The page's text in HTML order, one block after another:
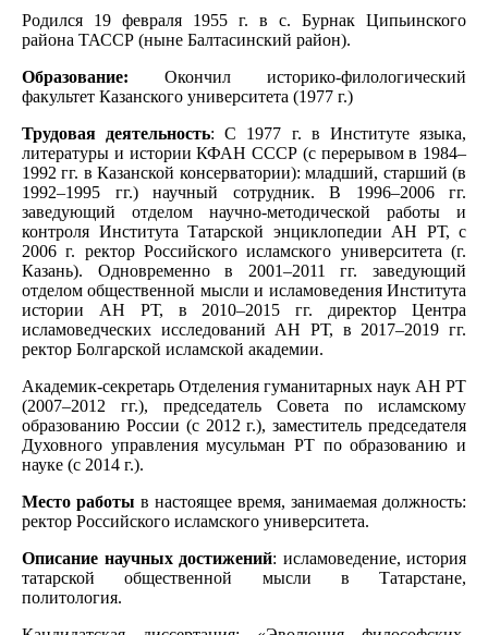
Родился 19 февраля 1955 г. в с. Бурнак Ципьинского
района ТАССР (ныне Балтасинский район).
Образование: Окончил историко-филологический
факультет Казанского университета (1977 г.)
Трудовая деятельность: С 1977 г. в Институте языка,
литературы и истории КФАН СССР (с перерывом в 1984–
1992 гг. в Казанской консерватории): младший, старший (в
1992–1995 гг.) научный сотрудник. В 1996–2006 гг.
заведующий отделом научно-методической работы и
контроля Института Татарской энциклопедии АН РТ, с
2006 г. ректор Российского исламского университета (г.
Казань). Одновременно в 2001–2011 гг. заведующий
отделом общественной мысли и исламоведения Института
истории АН РТ, в 2010–2015 гг. директор Центра
исламоведческих исследований АН РТ, в 2017–2019 гг.
ректор Болгарской исламской академии.
Академик-секретарь Отделения гуманитарных наук АН РТ
(2007–2012 гг.), председатель Cовета по исламскому
образованию России (с 2012 г.), заместитель председателя
Духовного управления мусульман РТ по образованию и
науке (с 2014 г.).
Место работы в настоящее время, занимаемая должность:
ректор Российского исламского университета.
Описание научных достижений: исламоведение, история
татарской общественной мысли в Татарстане,
политология.